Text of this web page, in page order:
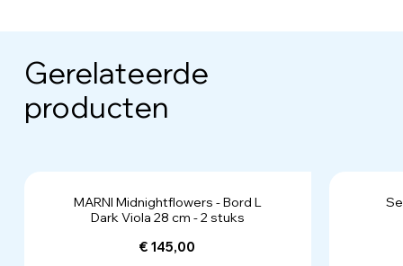
Gerelateerde
producten
MARNI Midnightflowers - Bord L
Dark Viola 28 cm - 2 stuks
€ 145,00